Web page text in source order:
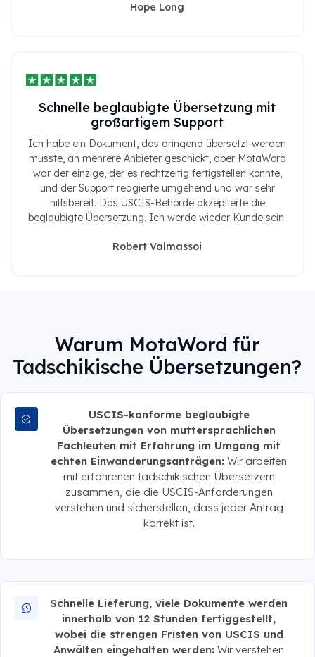
Hope Long
Schnelle beglaubigte Übersetzung mit
großartigem Support
Ich habe ein Dokument, das dringend übersetzt werden
musste, an mehrere Anbieter geschickt, aber MotaWord
war der einzige, der es rechtzeitig fertigstellen konnte,
und der Support reagierte umgehend und war sehr
hilfsbereit. Das USCIS-Behörde akzeptierte die
beglaubigte Übersetzung. Ich werde wieder Kunde sein.
Robert Valmassoi
Warum MotaWord für
Tadschikische Übersetzungen?
USCIS-konforme beglaubigte
Übersetzungen von muttersprachlichen
Fachleuten mit Erfahrung im Umgang mit
echten Einwanderungsanträgen: Wir arbeiten
mit erfahrenen tadschikischen Übersetzern
zusammen, die die USCIS-Anforderungen
verstehen und sicherstellen, dass jeder Antrag
korrekt ist.
Schnelle Lieferung, viele Dokumente werden
innerhalb von 12 Stunden fertiggestellt,
wobei die strengen Fristen von USCIS und
Anwälten eingehalten werden: Wir verstehen